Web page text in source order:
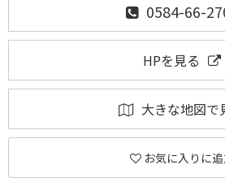
0584-66-
HPを見る
大きな地図で
お気に入りに